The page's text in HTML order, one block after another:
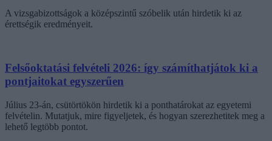
A vizsgabizottságok a középszintű szóbelik után hirdetik ki az
érettségik eredményeit.
Felsőoktatási felvételi 2026: így számíthatjátok ki a
pontjaitokat egyszerűen
Július 23-án, csütörtökön hirdetik ki a ponthatárokat az egyetemi
felvételin. Mutatjuk, mire figyeljetek, és hogyan szerezhetitek meg a
lehető legtöbb pontot.